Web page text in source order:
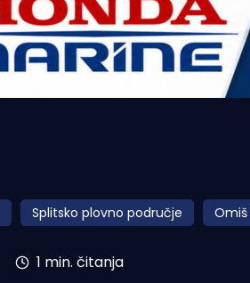
Splitsko plovno područje Omiš
1 min. čitanja